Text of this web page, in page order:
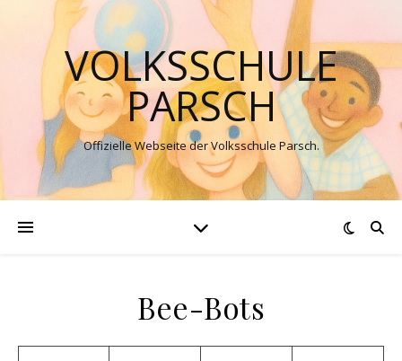
VOLKSSCHULE
PARSCH
Offizielle Webseite der Volksschule Parsch.
Bee-Bots